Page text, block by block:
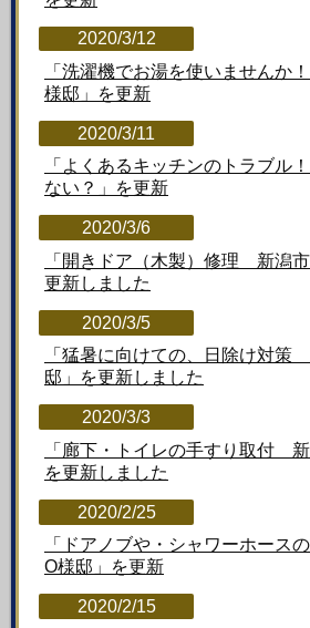
2020/3/12
「洗濯機でお湯を使いませんか
様邸」
を更新
2020/3/11
「よくあるキッチンのトラブル
ない？」
を更新
2020/3/6
「開きドア（木製）修理 新潟市
更新しました
2020/3/5
「猛暑に向けての、日除け対策
邸」
を更新しました
2020/3/3
「廊下・トイレの手すり取付 新
を更新しました
2020/2/25
「ドアノブや・シャワーホース
O様邸」
を更新
2020/2/15